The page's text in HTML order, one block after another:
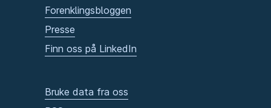
Forenklingsbloggen
Presse
Finn oss på LinkedIn
Bruke data fra oss